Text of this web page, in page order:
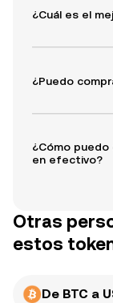
¿Cuál es el
¿Puedo
¿Cómo puedo
en efectivo?
Otras
estos
De BTC a